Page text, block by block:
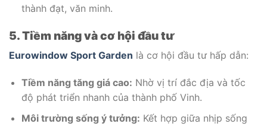
thành đạt, văn minh.
5. Tiềm năng và cơ hội đầu tư
Eurowindow Sport Garden là cơ hội đầu tư hấp dẫn:
Tiềm năng tăng giá cao: Nhờ vị trí đắc địa và tốc
độ phát triển nhanh của thành phố Vinh.
Môi trường sống ý tưởng: Kết hợp giữa nhịp sống